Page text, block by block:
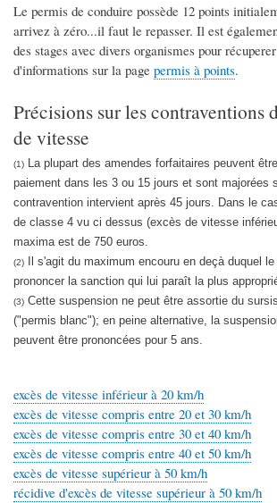
Le permis de conduire possède 12 points
arrivez à zéro...il faut le repasser. Il est
des stages avec divers organismes pour
d'informations sur la page permis à points.
Précisions sur les contraventions
de vitesse
(1) La plupart des amendes forfaitaires peuvent
paiement dans les 3 ou 15 jours et sont majorées
contravention intervient après 45 jours. Dans le
de classe 4 vu ci dessus (excès de vitesse
maxima est de 750 euros.
(2)
Il s'agit du maximum encouru en deçà duquel
prononcer la sanction qui lui paraît la plus
(3) Cette suspension ne peut être assortie du
("permis blanc"); en peine alternative, la
peuvent être prononcées pour 5 ans.
excès de vitesse inférieur à 20 km/h
excès de vitesse compris entre 20 et 30 km/h
excès de vitesse compris entre 30 et 40 km/h
excès de vitesse compris entre 40 et 50 km/h
excès de vitesse supérieur à 50 km/h
récidive d'excès de vitesse supérieur à 50 km/h